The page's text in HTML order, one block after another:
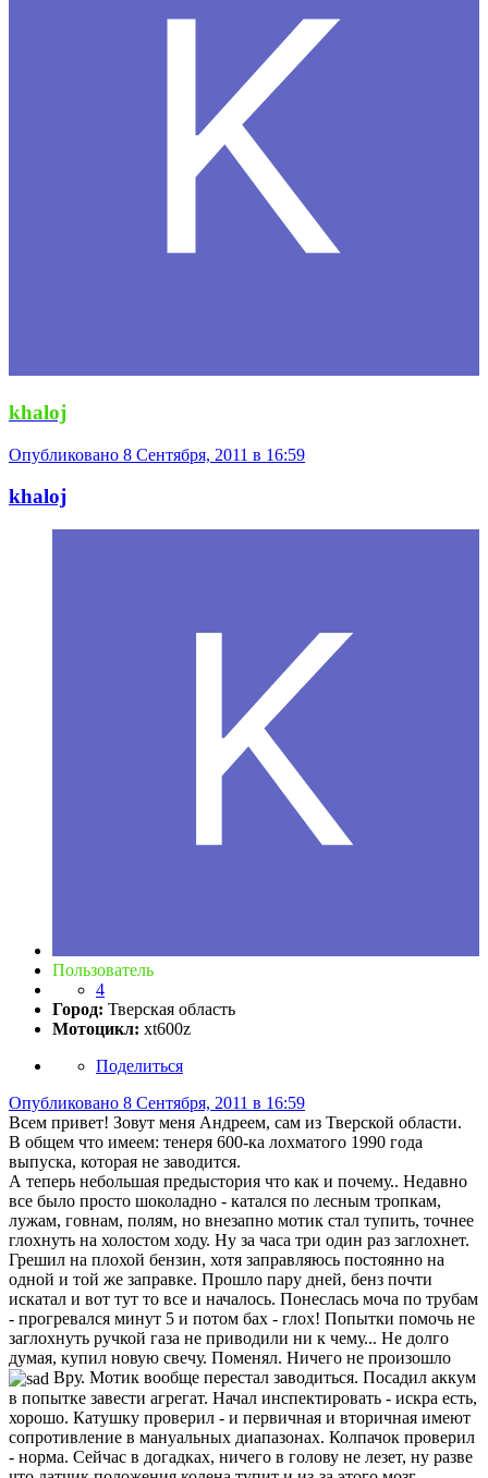
khaloj
Опубликовано 8 Сентября, 2011 в 16:59
khaloj
Пользователь
4
Город: Тверская область
Мотоцикл: xt600z
Поделиться
Опубликовано 8 Сентября, 2011 в 16:59
Всем привет! Зовут меня Андреем, сам из Тверской области.
В общем что имеем: тенеря 600-ка лохматого 1990 года
выпуска, которая не заводится.
А теперь небольшая предыстория что как и почему.. Недавно
все было просто шоколадно - катался по лесным тропкам,
лужам, говнам, полям, но внезапно мотик стал тупить, точнее
глохнуть на холостом ходу. Ну за часа три один раз заглохнет.
Грешил на плохой бензин, хотя заправляюсь постоянно на
одной и той же заправке. Прошло пару дней, бенз почти
искатал и вот тут то все и началось. Понеслась моча по трубам
- прогревался минут 5 и потом бах - глох! Попытки помочь не
заглохнуть ручкой газа не приводили ни к чему... Не долго
думая, купил новую свечу. Поменял. Ничего не произошло
Вру. Мотик вообще перестал заводиться. Посадил аккум
в попытке завести агрегат. Начал инспектировать - искра есть,
хорошо. Катушку проверил - и первичная и вторичная имеют
сопротивление в мануальных диапазонах. Колпачок проверил
- норма. Сейчас в догадках, ничего в голову не лезет, ну разве